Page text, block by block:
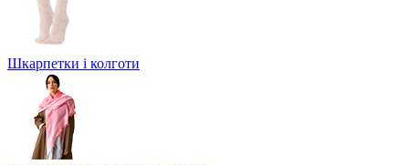
Шкарпетки і колготи